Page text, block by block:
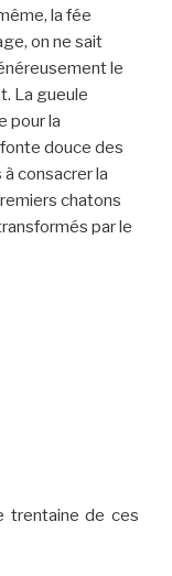
la fée
on ne sait
le
La gueule
pour la
douce des
consacrer la
chatons
par le
trentaine de ces